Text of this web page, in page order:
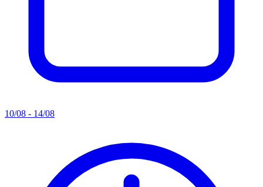
10/08 - 14/08